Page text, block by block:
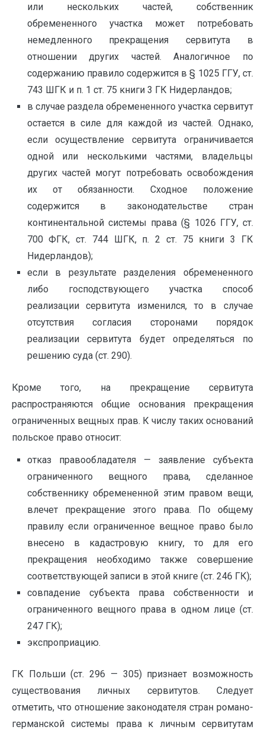
или нескольких частей, собственник
обремененного участка может потребовать
немедленного прекращения сервитута в
отношении других частей. Аналогичное по
содержанию правило содержится в § 1025 ГГУ, ст.
743 ШГК и п. 1 ст. 75 книги 3 ГК Нидерландов;
в случае раздела обремененного участка сервитут
остается в силе для каждой из частей. Однако,
если осуществление сервитута ограничивается
одной или несколькими частями, владельцы
других частей могут потребовать освобождения
их от обязанности. Сходное положение
содержится в законодательстве стран
континентальной системы права (§ 1026 ГГУ, ст.
700 ФГК, ст. 744 ШГК, п. 2 ст. 75 книги 3 ГК
Нидерландов);
если в результате разделения обремененного
либо господствующего участка способ
реализации сервитута изменился, то в случае
отсутствия согласия сторонами порядок
реализации сервитута будет определяться по
решению суда (ст. 290).
Кроме того, на прекращение сервитута
распространяются общие основания прекращения
ограниченных вещных прав. К числу таких оснований
польское право относит:
отказ правообладателя — заявление субъекта
ограниченного вещного права, сделанное
собственнику обремененной этим правом вещи,
влечет прекращение этого права. По общему
правилу если ограниченное вещное право было
внесено в кадастровую книгу, то для его
прекращения необходимо также совершение
соответствующей записи в этой книге (ст. 246 ГК);
совпадение субъекта права собственности и
ограниченного вещного права в одном лице (ст.
247 ГК);
экспроприацию.
ГК Польши (ст. 296 — 305) признает возможность
существования личных сервитутов. Следует
отметить, что отношение законодателя стран романо-
германской системы права к личным сервитутам